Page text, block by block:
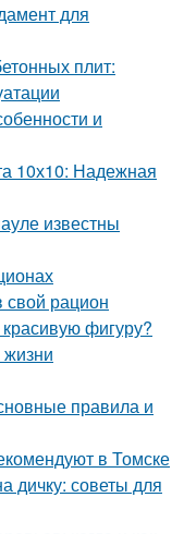
для
плит:
и
10х10: Надежная
известны
свой рацион
красивую фигуру?
правила и
в Томске
дичку: советы для